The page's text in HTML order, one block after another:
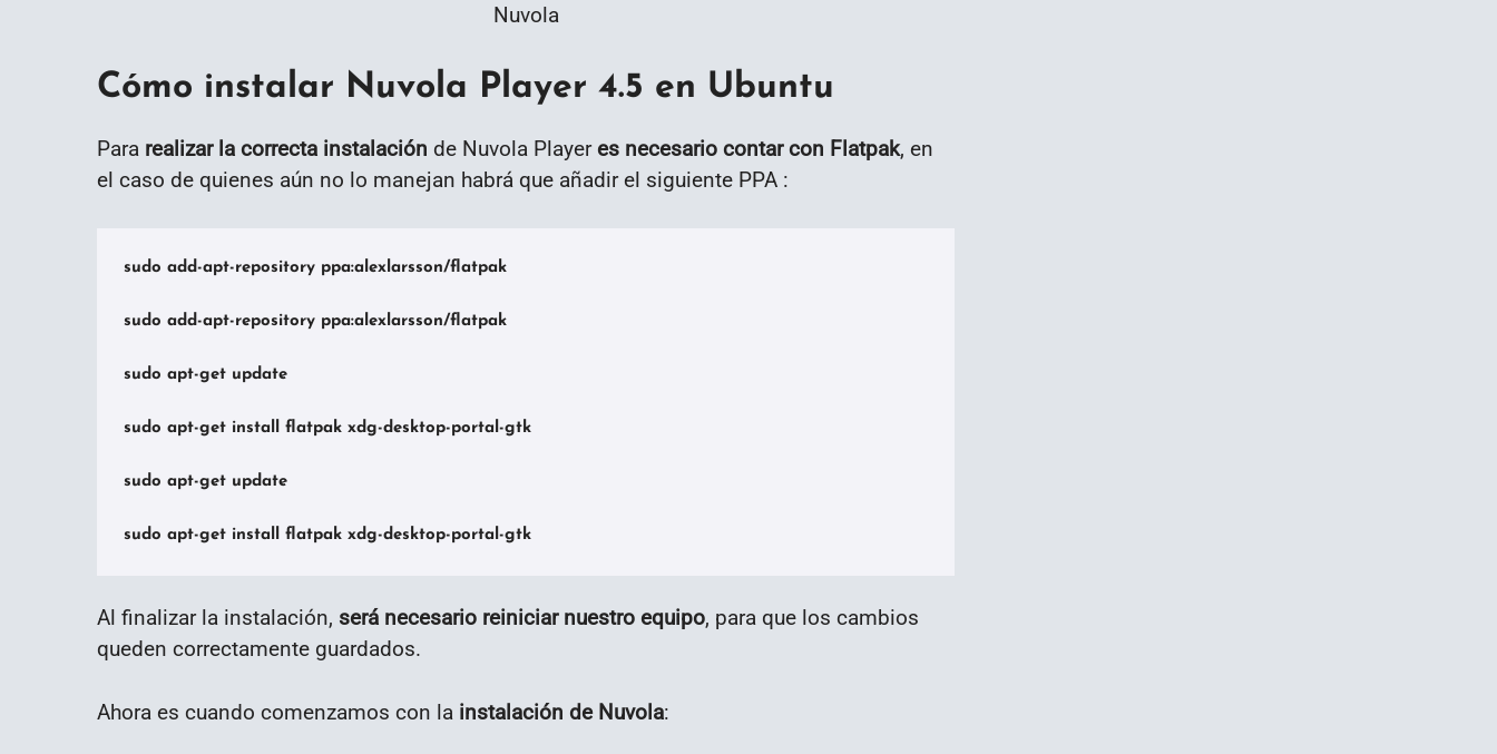
Nuvola
Cómo instalar Nuvola Player 4.5 en Ubuntu
Para realizar la correcta instalación de Nuvola Playeres necesario contar con Flatpak, en
el caso de quienes aún no lo manejan habrá que añadir el siguiente PPA :
sudo add-apt-repository ppa:alexlarsson/flatpak
sudo add-apt-repository ppa:alexlarsson/flatpak
sudo apt-get update
sudo apt-get install flatpak xdg-desktop-portal-gtk
sudo apt-get update
sudo apt-get install flatpak xdg-desktop-portal-gtk
Al finalizar la instalación, será necesario reiniciar nuestro equipo, para que los cambios
queden correctamente guardados.
Ahora es cuando comenzamos con la instalación de Nuvola: